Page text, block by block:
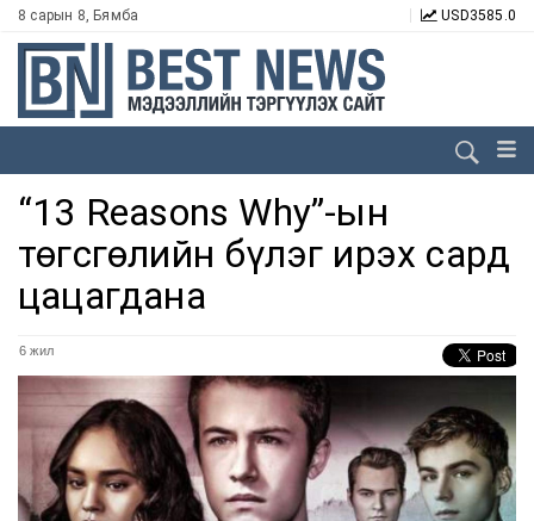
8 сарын 8, Бямба USD3585.0
“13 Reasons Why”-ын
төгсгөлийн бүлэг ирэх сард
цацагдана
6 жил